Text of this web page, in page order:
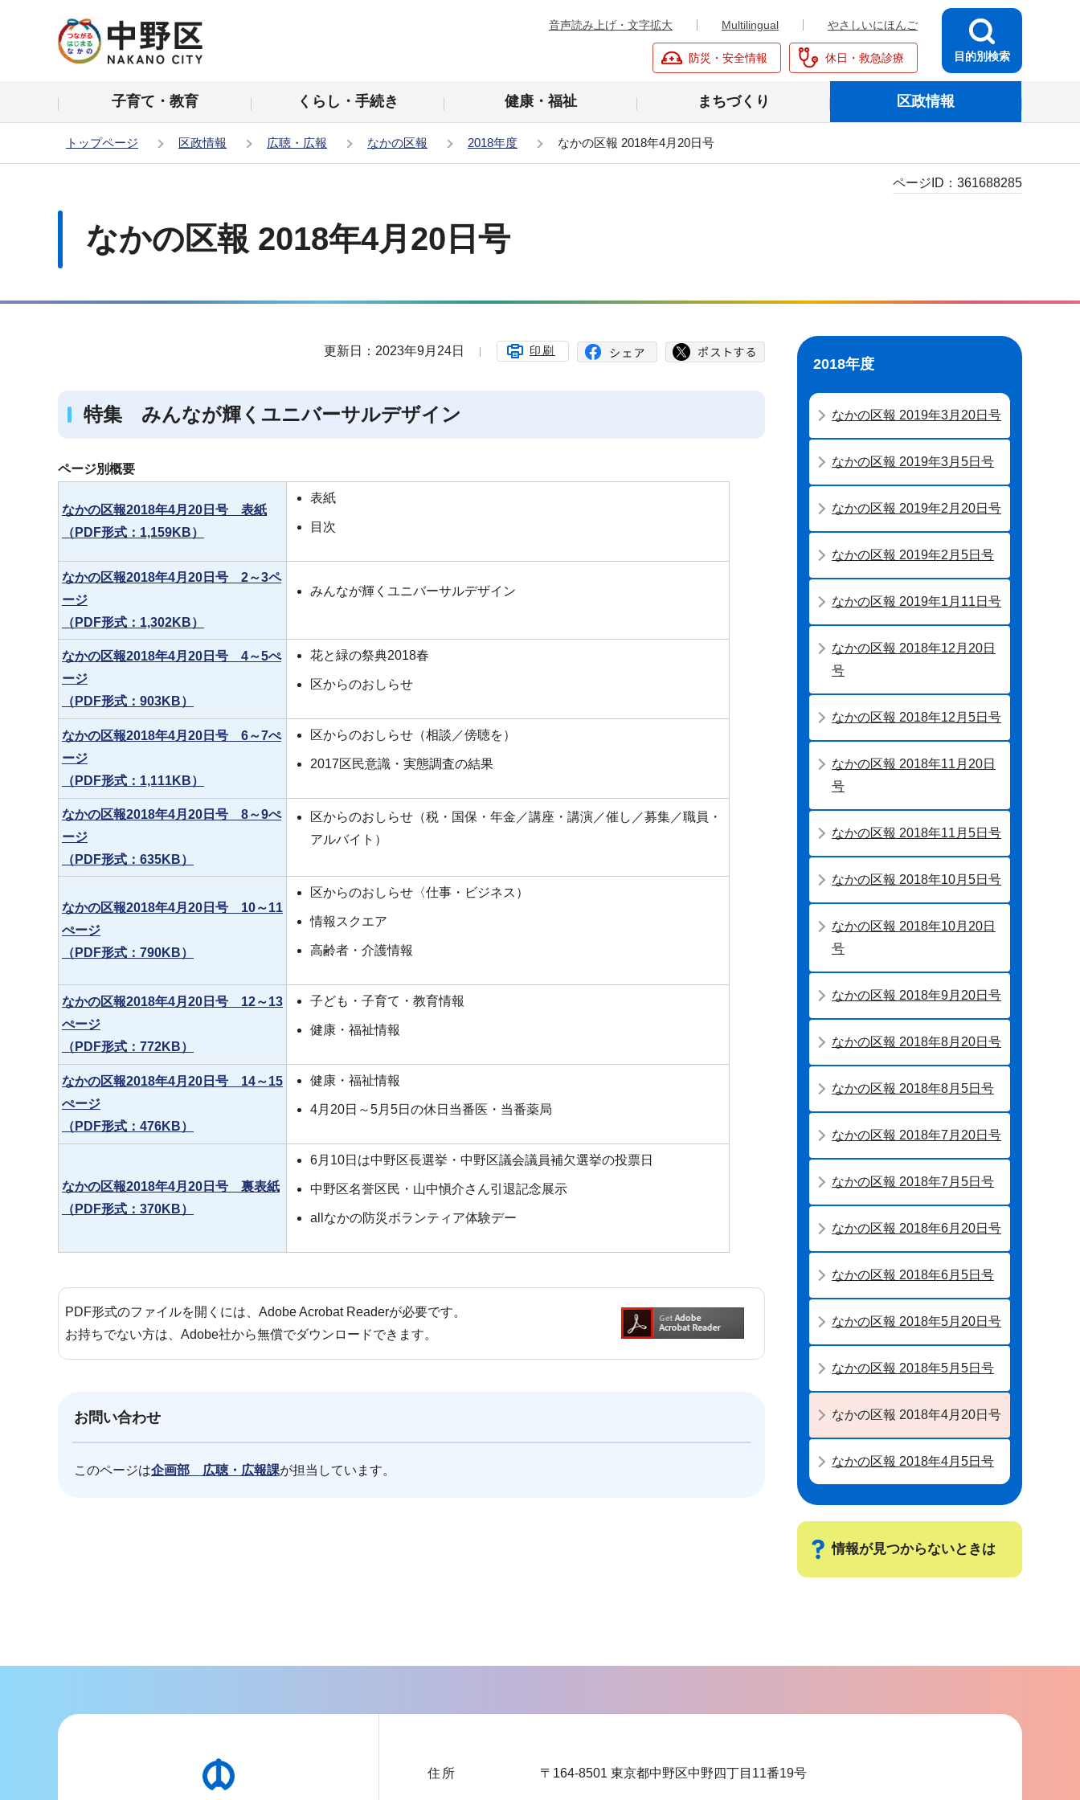
の
頭
音声読み上げ・文字拡大 Multilingual やさしいにほんご
防災・安全情報 休日・救急診療 目的別検索
子育て・教育 くらし・手続き 健康・福祉 まちづくり 区政情報
トップページ 区政情報 広聴・広報 なかの区報 2018年度 なかの区報 2018年4月20日号
なかの区報 2018年4月20日号
ページID： 361688285
更新日：2023年9月24日 印刷
特集 みんなが輝くユニバーサルデザイン
ページ別概要
なかの区報2018年4月20日号 表紙
（PDF形式：1,159KB）
表紙
目次
なかの区報2018年4月20日号 2～3ペ
ージ
（PDF形式：1,302KB）
みんなが輝くユニバーサルデザイン
なかの区報2018年4月20日号 4～5ぺ
ージ
（PDF形式：903KB）
花と緑の祭典2018春
区からのおしらせ
なかの区報2018年4月20日号 6～7ぺ
ージ
（PDF形式：1,111KB）
区からのおしらせ（相談／傍聴を）
2017区民意識・実態調査の結果
なかの区報2018年4月20日号 8～9ぺ
ージ
（PDF形式：635KB）
区からのおしらせ（税・国保・年金／講座・講演／催し／募集／職員・
アルバイト）
なかの区報2018年4月20日号 10～11
ぺージ
（PDF形式：790KB）
区からのおしらせ〈仕事・ビジネス）
情報スクエア
高齢者・介護情報
なかの区報2018年4月20日号 12～13
ぺージ
（PDF形式：772KB）
子ども・子育て・教育情報
健康・福祉情報
なかの区報2018年4月20日号 14～15
ぺージ
（PDF形式：476KB）
健康・福祉情報
4月20日～5月5日の休日当番医・当番薬局
なかの区報2018年4月20日号 裏表紙
（PDF形式：370KB）
6月10日は中野区長選挙・中野区議会議員補欠選挙の投票日
中野区名誉区民・山中愼介さん引退記念展示
allなかの防災ボランティア体験デー
PDF形式のファイルを開くには、Adobe Acrobat Readerが必要です。
お持ちでない方は、Adobe社から無償でダウンロードできます。
お問い合わせ
このページは企画部 広聴・広報課が担当しています。
シ
ョ
こ
2018年度
なかの区報 2019年3月20日号
なかの区報 2019年3月5日号
なかの区報 2019年2月20日号
なかの区報 2019年2月5日号
なかの区報 2019年1月11日号
なかの区報 2018年12月20日
号
なかの区報 2018年12月5日号
なかの区報 2018年11月20日
号
なかの区報 2018年11月5日号
なかの区報 2018年10月5日号
なかの区報 2018年10月20日
号
なかの区報 2018年9月20日号
なかの区報 2018年8月20日号
なかの区報 2018年8月5日号
なかの区報 2018年7月20日号
なかの区報 2018年7月5日号
なかの区報 2018年6月20日号
なかの区報 2018年6月5日号
なかの区報 2018年5月20日号
なかの区報 2018年5月5日号
なかの区報 2018年4月20日号
なかの区報 2018年4月5日号
情報が見つからないときは
ー
住所 〒164-8501 東京都中野区中野四丁目11番19号